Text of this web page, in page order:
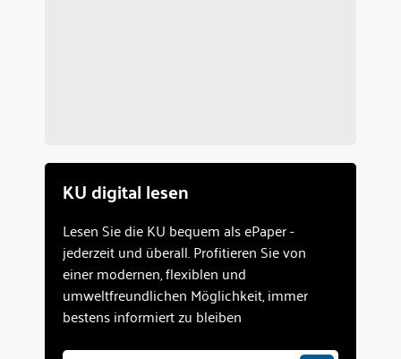
KU digital lesen
Lesen Sie die KU bequem als ePaper -
jederzeit und überall. Profitieren Sie von
einer modernen, flexiblen und
umweltfreundlichen Möglichkeit, immer
bestens informiert zu bleiben